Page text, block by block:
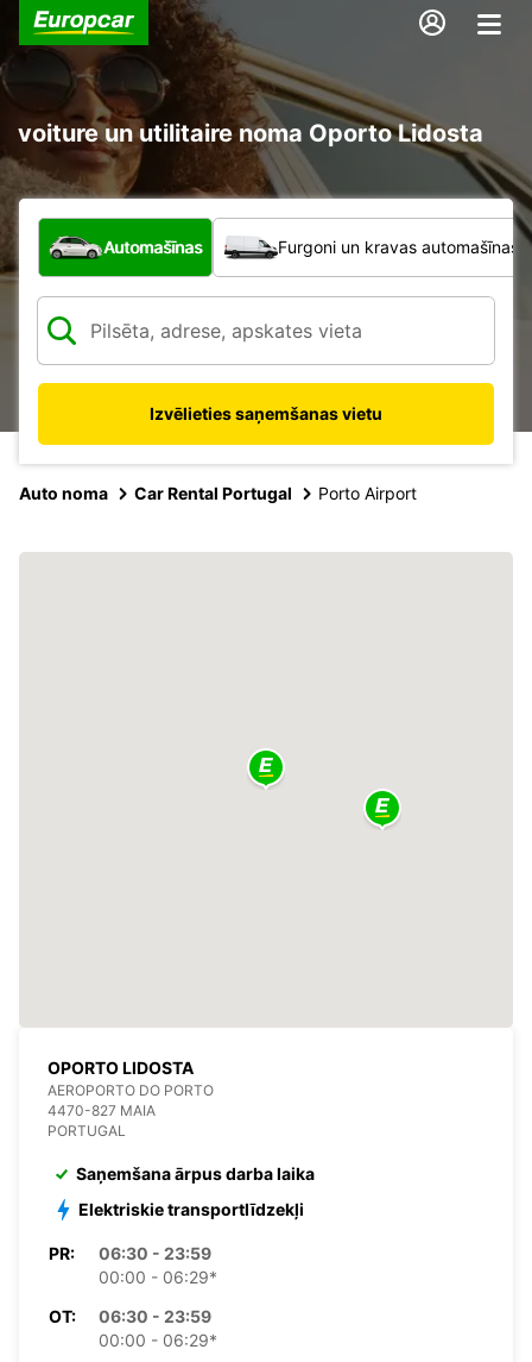
voiture un utilitaire noma Oporto Lidosta
Kāda veida transportlīdzeklis?
Automašīnas Furgoni un kravas automašīnas
Izvēlieties saņemšanas vietu
Auto noma Car Rental Portugal Porto Airport
OPORTO LIDOSTA
AEROPORTO DO PORTO
4470-827 MAIA
PORTUGAL
Saņemšana ārpus darba laika
Elektriskie transportlīdzekļi
PR:
06:30 - 23:59
00:00 - 06:29*
OT:
06:30 - 23:59
00:00 - 06:29*